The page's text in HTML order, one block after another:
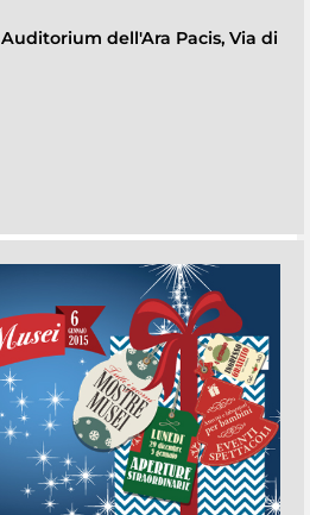
Auditorium dell'Ara Pacis, Via di